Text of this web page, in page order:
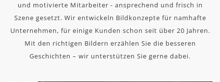
und motivierte Mitarbeiter - ansprechend und frisch in
Szene gesetzt. Wir entwickeln Bildkonzepte für namhafte
Unternehmen, für einige Kunden schon seit über 20 Jahren.
Mit den richtigen Bildern erzählen Sie die besseren
Geschichten – wir unterstützen Sie gerne dabei.